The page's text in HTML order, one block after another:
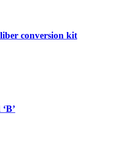
conversion kit